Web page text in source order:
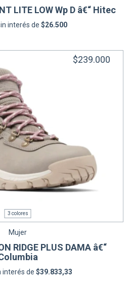
LITE LOW Wp D â€“ Hitec
interés de $26.500
$239.000
3 colores
Mujer
RIDGE PLUS DAMA â€“
interés de $39.833,33